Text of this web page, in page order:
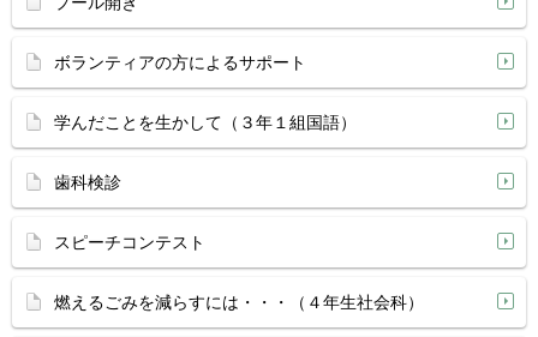
ボランティアの方によるサポート
学んだことを生かして（３年１組国語）
歯科検診
スピーチコンテスト
燃えるごみを減らすには・・・（４年生社会科）